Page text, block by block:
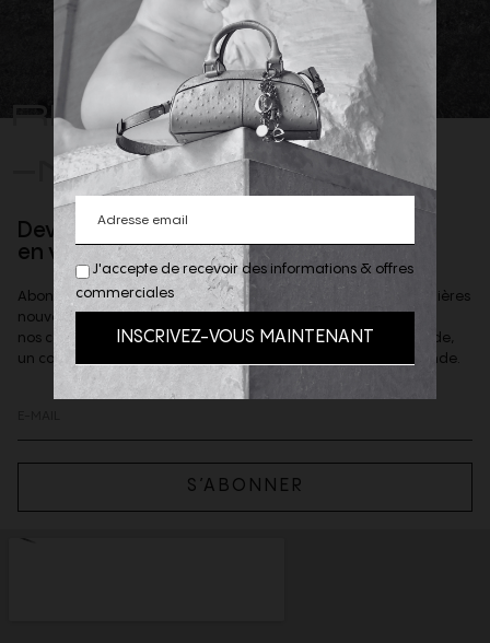
REJOIGNEZ
-NOUS
Devenez client privilège
en vous inscrivant à la newsletter
Abonnez-vous à notre newsletter afin d'être informé des dernières
nouveautés de la boutique,
nos coups de coeur et offres privilèges & recevoir, sur demande,
un code de reduction de 10% à valoir sur votre 1ere commande.
S’ABONNER
J'accepte de recevoir des informations & offres
commerciales